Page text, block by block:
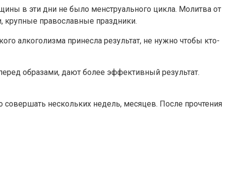
в эти дни не было менструального цикла. Молитва от
крупные православные праздники.
алкоголизма принесла результат, не нужно чтобы кто-
образами, дают более эффективный результат.
совершать нескольких недель, месяцев. После прочтения